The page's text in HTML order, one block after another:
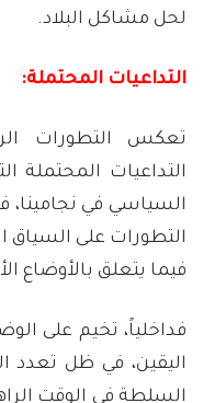
لحل مشاكل البلاد.
التداعيات المحتملة:
تعكس التطورات
التداعيات المحتملة
السياسي في نجامينا،
التطورات على السياق
فيما يتعلق بالأوضاع
فداخلياً، تخيم على
اليقين، في ظل تعدد
السلطة في الوقت